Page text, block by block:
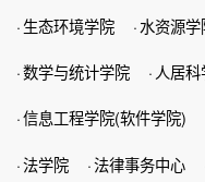
· 生态环境学院 · 水资源学
·数学与统计学院 · 人居
·信息工程学院(软件学院)
·法学院 ·法律事务中心